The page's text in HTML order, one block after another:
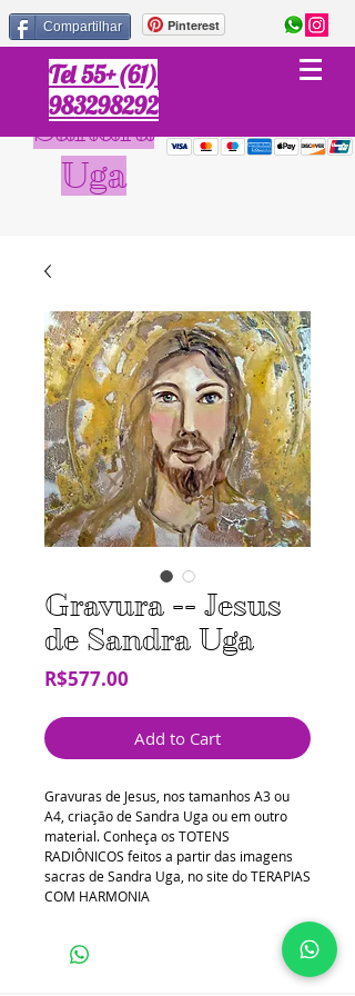
Compartilhar Pinterest
Sandra
Uga
Tel 55+(61)
983298292
Gravura -- Jesus
de Sandra Uga
R$577.00
Add to Cart
Gravuras de Jesus, nos tamanhos A3 ou
A4, criação de Sandra Uga ou em outro
material. Conheça os TOTENS
RADIÔNICOS feitos a partir das imagens
sacras de Sandra Uga, no site do TERAPIAS
COM HARMONIA